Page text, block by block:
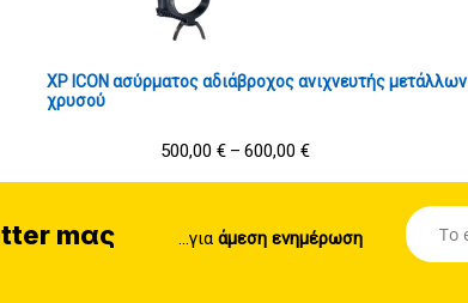
XP ICON ασύρματος αδιάβροχος ανιχνευτής μετάλλων
χρυσού
500,00 € – 600,00 €
mας ...για άμεση ενημέρωση